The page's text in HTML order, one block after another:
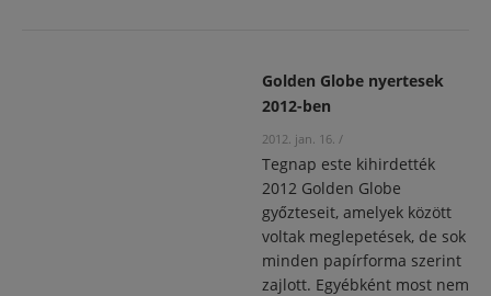
Golden Globe nyertesek
2012-ben
2012. jan. 16. /
Tegnap este kihirdették
2012 Golden Globe
győzteseit, amelyek között
voltak meglepetések, de sok
minden papírforma szerint
zajlott. Egyébként most nem